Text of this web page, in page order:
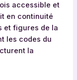
accessible et
en continuité
et figures de la
les codes du
la